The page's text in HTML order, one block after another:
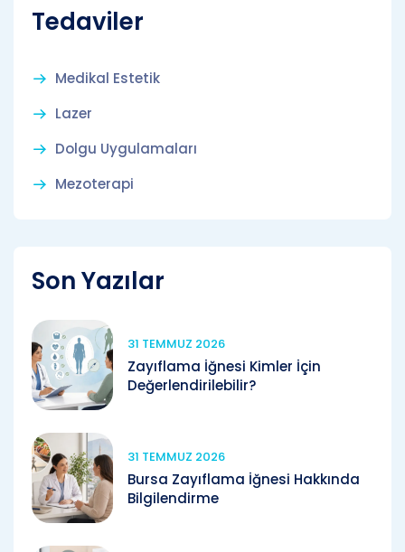
Tedaviler
Medikal Estetik
Lazer
Dolgu Uygulamaları
Mezoterapi
Son Yazılar
31 TEMMUZ 2026
Zayıflama İğnesi Kimler İçin
Değerlendirilebilir?
31 TEMMUZ 2026
Bursa Zayıflama İğnesi Hakkında
Bilgilendirme